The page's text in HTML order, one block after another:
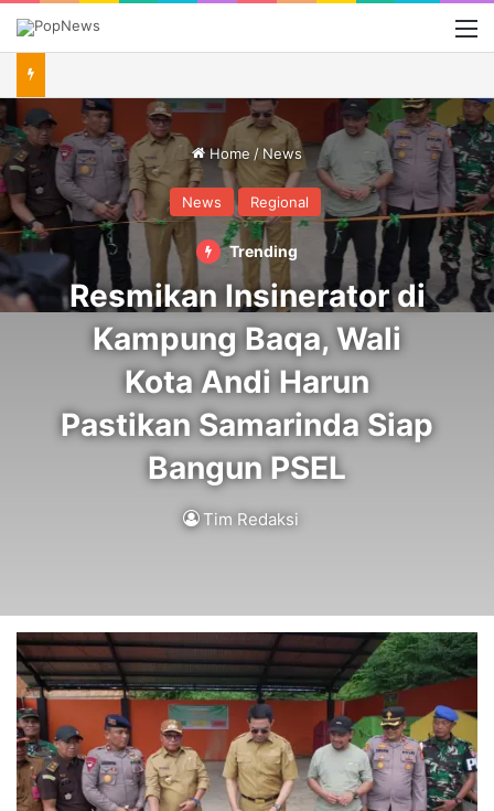
Home / News
News Regional
Trending
Resmikan Insinerator di
Kampung Baqa, Wali
Kota Andi Harun
Pastikan Samarinda Siap
Bangun PSEL
Tim Redaksi